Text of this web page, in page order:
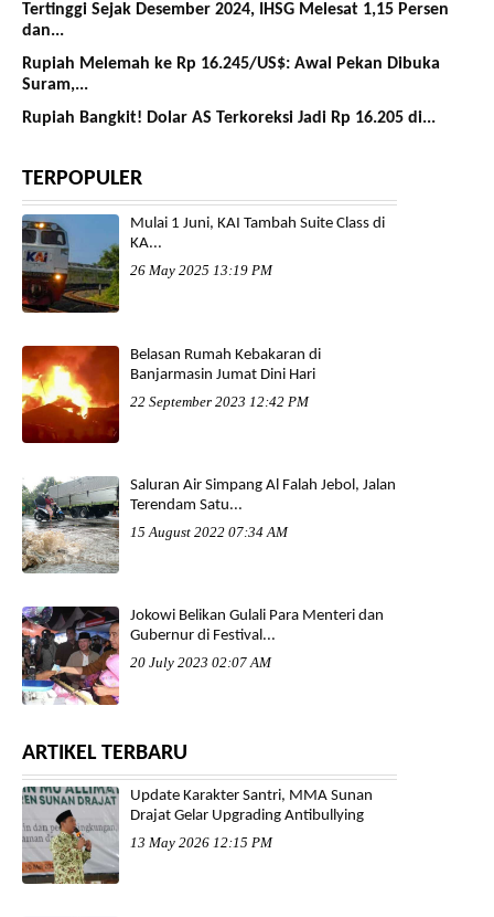
Tertinggi Sejak Desember 2024, IHSG Melesat 1,15 Persen
dan...
Rupiah Melemah ke Rp 16.245/US$: Awal Pekan Dibuka
Suram,...
Rupiah Bangkit! Dolar AS Terkoreksi Jadi Rp 16.205 di...
TERPOPULER
Mulai 1 Juni, KAI Tambah Suite Class di
KA...
26 May 2025 13:19 PM
Belasan Rumah Kebakaran di
Banjarmasin Jumat Dini Hari
22 September 2023 12:42 PM
Saluran Air Simpang Al Falah Jebol, Jalan
Terendam Satu...
15 August 2022 07:34 AM
Jokowi Belikan Gulali Para Menteri dan
Gubernur di Festival...
20 July 2023 02:07 AM
ARTIKEL TERBARU
Update Karakter Santri, MMA Sunan
Drajat Gelar Upgrading Antibullying
13 May 2026 12:15 PM